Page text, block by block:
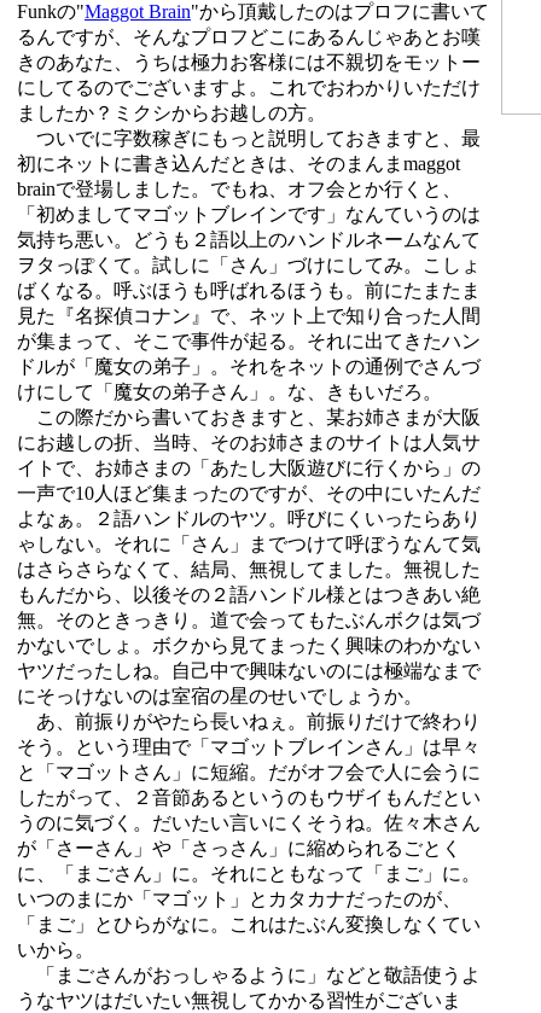
Funkの"Maggot Brain"から頂戴したのはプロフに書いて
るんですが、そんなプロフどこにあるんじゃあとお嘆
きのあなた、うちは極力お客様には不親切をモットー
にしてるのでございますよ。これでおわかりいただけ
ましたか？ミクシからお越しの方。
ついでに字数稼ぎにもっと説明しておきますと、最
初にネットに書き込んだときは、そのまんまmaggot
brainで登場しました。でもね、オフ会とか行くと、
「初めましてマゴットブレインです」なんていうのは
気持ち悪い。どうも２語以上のハンドルネームなんて
ヲタっぽくて。試しに「さん」づけにしてみ。こしょ
ばくなる。呼ぶほうも呼ばれるほうも。前にたまたま
見た『名探偵コナン』で、ネット上で知り合った人間
が集まって、そこで事件が起る。それに出てきたハン
ドルが「魔女の弟子」。それをネットの通例でさんづ
けにして「魔女の弟子さん」。な、きもいだろ。
この際だから書いておきますと、某お姉さまが大阪
にお越しの折、当時、そのお姉さまのサイトは人気サ
イトで、お姉さまの「あたし大阪遊びに行くから」の
一声で10人ほど集まったのですが、その中にいたんだ
よなぁ。２語ハンドルのヤツ。呼びにくいったらあり
ゃしない。それに「さん」までつけて呼ぼうなんて気
はさらさらなくて、結局、無視してました。無視した
もんだから、以後その２語ハンドル様とはつきあい絶
無。そのときっきり。道で会ってもたぶんボクは気づ
かないでしょ。ボクから見てまったく興味のわかない
ヤツだったしね。自己中で興味ないのには極端なまで
にそっけないのは室宿の星のせいでしょうか。
あ、前振りがやたら長いねぇ。前振りだけで終わり
そう。という理由で「マゴットブレインさん」は早々
と「マゴットさん」に短縮。だがオフ会で人に会うに
したがって、２音節あるというのもウザイもんだとい
うのに気づく。だいたい言いにくそうね。佐々木さん
が「さーさん」や「さっさん」に縮められるごとく
に、「まごさん」に。それにともなって「まご」に。
いつのまにか「マゴット」とカタカナだったのが、
「まご」とひらがなに。これはたぶん変換しなくてい
いから。
「まごさんがおっしゃるように」などと敬語使うよ
うなヤツはだいたい無視してかかる習性がございま